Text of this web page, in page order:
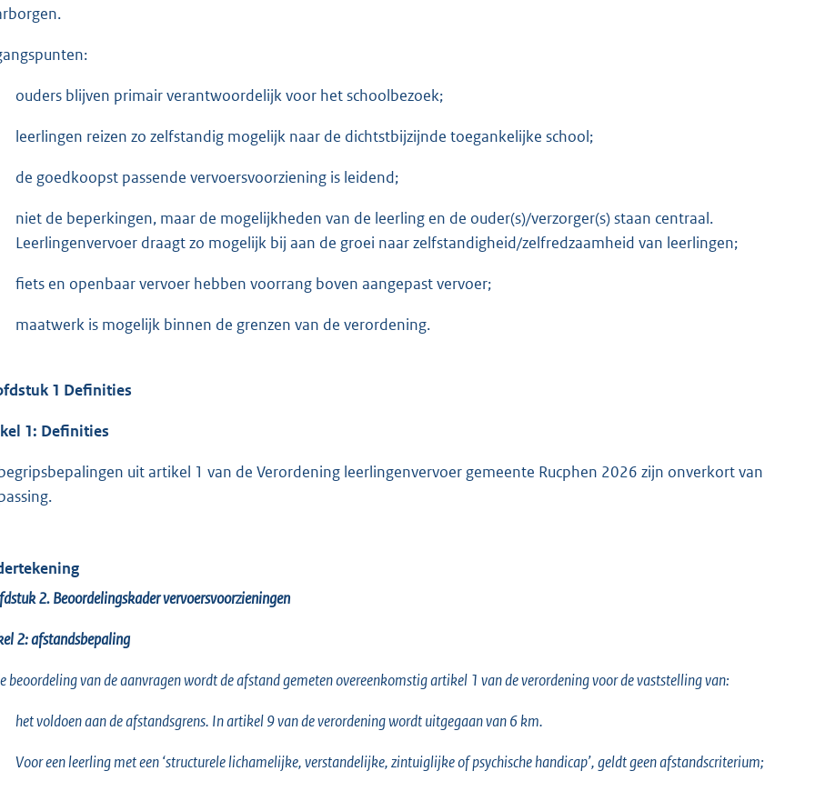
ouders blijven primair verantwoordelijk voor het schoolbezoek;
leerlingen reizen zo zelfstandig mogelijk naar de dichtstbijzijnde toegankelijke school;
de goedkoopst passende vervoersvoorziening is leidend;
niet de beperkingen, maar de mogelijkheden van de leerling en de ouder(s)/verzorger(s) staan centraal.
Leerlingenvervoer draagt zo mogelijk bij aan de groei naar zelfstandigheid/zelfredzaamheid van leerlingen;
fiets en openbaar vervoer hebben voorrang boven aangepast vervoer;
maatwerk is mogelijk binnen de grenzen van de verordening.
1 Definities
1: Definities
uit artikel 1 van de Verordening leerlingenvervoer gemeente Rucphen 2026 zijn onverkort van
2. Beoordelingskader vervoersvoorzieningen
2: afstandsbepaling
beoordeling van de aanvragen wordt de afstand gemeten overeenkomstig artikel 1 van de verordening voor de vaststelling van:
het voldoen aan de afstandsgrens. In artikel 9 van de verordening wordt uitgegaan van 6 km.
Voor een leerling met een ‘structurele lichamelijke, verstandelijke, zintuiglijke of psychische handicap’, geldt geen afstandscriterium;